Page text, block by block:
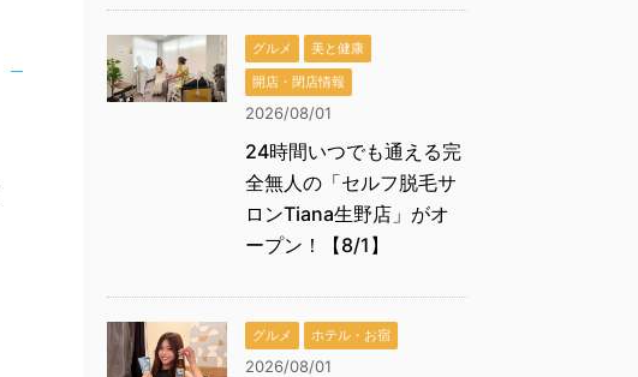
グルメ
美と健康
開店・閉店情報
2026/08/01
24時間いつでも通える完
全無人の「セルフ脱毛サ
ロンTiana生野店」がオ
ープン！【8/1】
グルメ ホテル・お宿
2026/08/01